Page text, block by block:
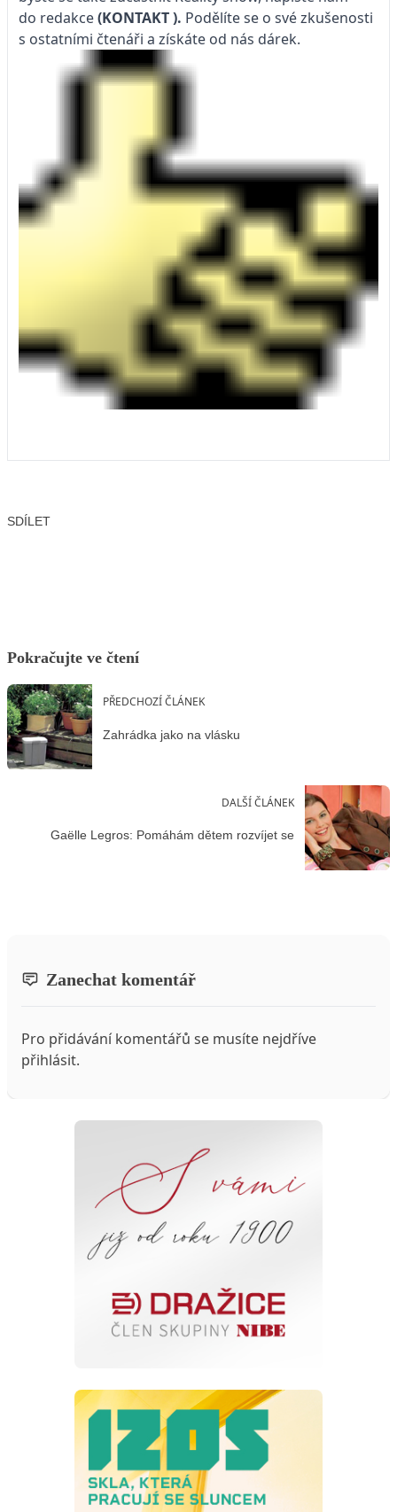
do redakce(KONTAKT). Podělíte se o své zkušenosti
s ostatními čtenáři a získáte od nás dárek.
SDÍLET
Pokračujte ve čtení
PŘEDCHOZÍ ČLÁNEK
Zahrádka jako na vlásku
DALŠÍ ČLÁNEK
Gaëlle Legros: Pomáhám dětem rozvíjet se
Zanechat komentář
Pro přidávání komentářů se musíte nejdříve
přihlásit.